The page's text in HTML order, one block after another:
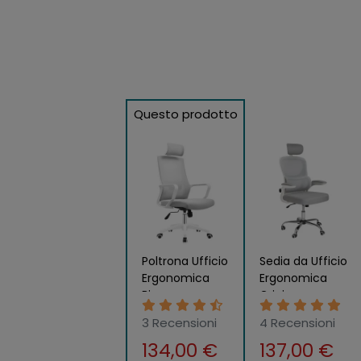
Questo prodotto
Poltrona Ufficio
Ergonomica
Bianco con
Rete
Traspirante e
Poggiatesta
3 Recensioni
134,00 €
Sedia da Ufficio
Ergonomica
Grigio
Schienale e
Braccioli
Regolabili
4 Recensioni
137,00 €